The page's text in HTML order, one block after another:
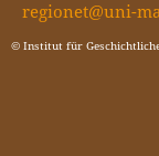
regionet@uni-
© Institut für